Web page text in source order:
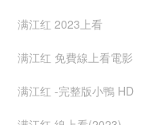
满江红 2023上看
满江红 免費線上看電影
满江红 -完整版小鴨 HD